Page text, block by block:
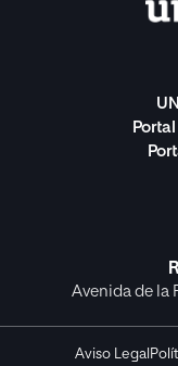
Avenida de la
Aviso Legal